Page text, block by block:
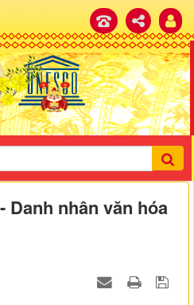
Danh nhân văn hóa